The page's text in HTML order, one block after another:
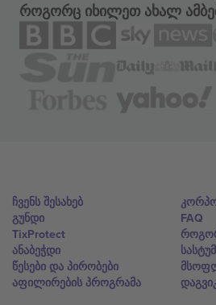
როგორც იხილეთ ახალ
ჩვენს შესახებ
გუნდი
TixProtect
ანაბეჭდი
წესები და პირობები
აფილირების პროგრამა
FAQ